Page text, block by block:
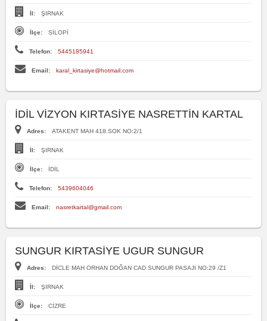
İl: ŞIRNAK
İlçe: SİLOPİ
Telefon: 5445185941
Email: karal_kirtasiye@hotmail.com
İDİL VİZYON KIRTASİYE NASRETTİN KARTAL
Adres: ATAKENT MAH 418.SOK NO:2/1
İl: ŞIRNAK
İlçe: İDİL
Telefon: 5439604046
Email: nasretkartal@gmail.com
SUNGUR KIRTASİYE UGUR SUNGUR
Adres: DİCLE MAH ORHAN DOĞAN CAD SUNGUR PASAJI NO:29 /Z1
İl: ŞIRNAK
İlçe: CİZRE